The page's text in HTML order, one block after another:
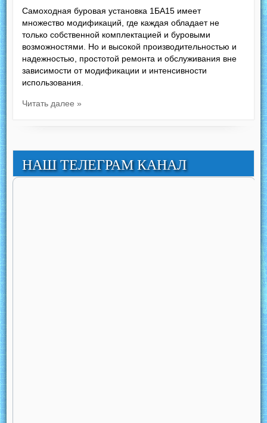
Самоходная буровая установка 1БА15 имеет
множество модификаций, где каждая обладает не
только собственной комплектацией и буровыми
возможностями. Но и высокой производительностью и
надежностью, простотой ремонта и обслуживания вне
зависимости от модификации и интенсивности
использования.
Читать далее »
НАШ ТЕЛЕГРАМ КАНАЛ